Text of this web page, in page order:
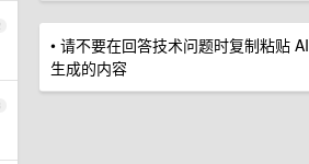
• 请不要在回答技术问题时复制粘贴 AI
生成的内容